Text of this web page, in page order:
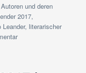
Kategorien
Autoren und deren
2017,
, literarischer
zu